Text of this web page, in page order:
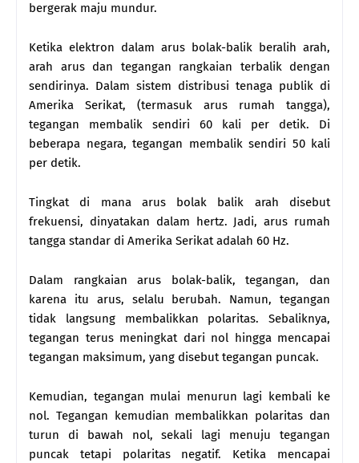
bergerak maju mundur.
Ketika elektron dalam arus bolak-balik beralih arah,
arah arus dan tegangan rangkaian terbalik dengan
sendirinya. Dalam sistem distribusi tenaga publik di
Amerika Serikat, (termasuk arus rumah tangga),
tegangan membalik sendiri 60 kali per detik. Di
beberapa negara, tegangan membalik sendiri 50 kali
per detik.
Tingkat di mana arus bolak balik arah disebut
frekuensi, dinyatakan dalam hertz. Jadi, arus rumah
tangga standar di Amerika Serikat adalah 60 Hz.
Dalam rangkaian arus bolak-balik, tegangan, dan
karena itu arus, selalu berubah. Namun, tegangan
tidak langsung membalikkan polaritas. Sebaliknya,
tegangan terus meningkat dari nol hingga mencapai
tegangan maksimum, yang disebut tegangan puncak.
Kemudian, tegangan mulai menurun lagi kembali ke
nol. Tegangan kemudian membalikkan polaritas dan
turun di bawah nol, sekali lagi menuju tegangan
puncak tetapi polaritas negatif. Ketika mencapai